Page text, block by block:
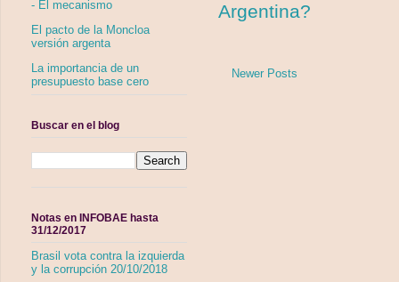
Argentina?
Newer Posts
- El mecanismo
El pacto de la Moncloa
versión argenta
La importancia de un
presupuesto base cero
Buscar en el blog
Notas en INFOBAE hasta
31/12/2017
Brasil vota contra la izquierda
y la corrupción 20/10/2018